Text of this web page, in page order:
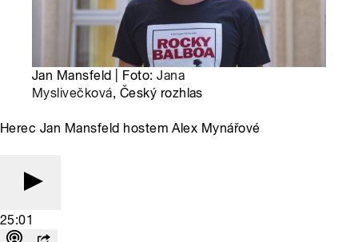
Jan Mansfeld | Foto:Jana
Myslivečková, Český rozhlas
Herec Jan Mansfeld hostem Alex Mynářové
25:01